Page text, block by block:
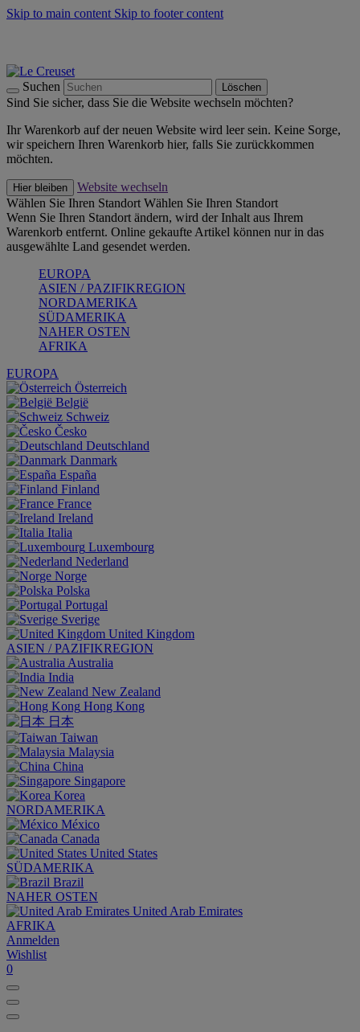
Skip to main content Skip to footer content
Suchen Löschen
Sind Sie sicher, dass Sie die Website wechseln möchten?
Ihr Warenkorb auf der neuen Website wird leer sein. Keine Sorge,
wir speichern Ihren Warenkorb hier, falls Sie zurückkommen
möchten.
Hier bleiben
Website wechseln
Wählen Sie Ihren Standort Wählen Sie Ihren Standort
Wenn Sie Ihren Standort ändern, wird der Inhalt aus Ihrem
Warenkorb entfernt. Online gekaufte Artikel können nur in das
ausgewählte Land gesendet werden.
EUROPA
ASIEN / PAZIFIKREGION
NORDAMERIKA
SÜDAMERIKA
NAHER OSTEN
AFRIKA
EUROPA
Österreich
België
Schweiz
Česko
Deutschland
Danmark
España
Finland
France
Ireland
Italia
Luxembourg
Nederland
Norge
Polska
Portugal
Sverige
United Kingdom
ASIEN / PAZIFIKREGION
Australia
India
New Zealand
Hong Kong
日本
Taiwan
Malaysia
China
Singapore
Korea
NORDAMERIKA
México
Canada
United States
SÜDAMERIKA
Brazil
NAHER OSTEN
United Arab Emirates
AFRIKA
Anmelden
Wishlist
0